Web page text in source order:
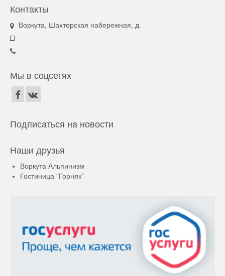
Контакты
Воркута, Шахтерская набережная, д.
Мы в соцсетях
Подписаться на новости
Наши друзья
Воркута Альпинизм
Гостиница "Горняк"